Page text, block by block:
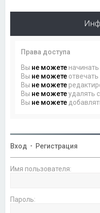
Права доступа
Вы не можете
Вы не можете
Вы не можете
Вы не можетеудалять
Вы не можете
Вход • Регистрация
Имя пользователя:
Пароль: